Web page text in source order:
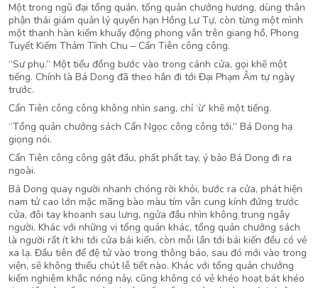
Một trong ngũ đại tổng quản, tổng quản chưởng hương, dùng thân
phận thái giám quản lý quyền hạn Hồng Lư Tự, còn từng một mình
một thanh hàn kiếm khuấy động phong vân trên giang hồ, Phong
Tuyết Kiếm Thảm Tĩnh Chu – Cẩn Tiên công công.
“Sư phụ.” Một tiểu đồng bước vào trong cánh cửa, gọi khẽ một
tiếng. Chính là Bá Dong đã theo hắn đi tới Đại Phạm Âm tự ngày
trước.
Cẩn Tiên công công không nhìn sang, chỉ ‘ừ’ khẽ một tiếng.
“Tổng quản chưởng sách Cẩn Ngọc công công tới.” Bá Dong hạ
giọng nói.
Cẩn Tiên công công gật đầu, phất phất tay, ý bảo Bá Dong đi ra
ngoài.
Bá Dong quay người nhanh chóng rời khỏi, bước ra cửa, phát hiện
nam tử cao lớn mặc mãng bào màu tím vẫn cung kính đứng trước
cửa, đôi tay khoanh sau lưng, ngửa đầu nhìn không trung ngây
người. Khác với những vị tổng quản khác, tổng quản chưởng sách
là người rất ít khi tới cửa bái kiến, còn mỗi lần tới bái kiến đều có vẻ
xa lạ. Đầu tiên để đệ tử vào trong thông báo, sau đó mới vào trong
viện, sẽ không thiếu chút lễ tiết nào. Khác với tổng quản chưởng
kiếm nghiêm khắc nóng nảy, cũng không có vẻ khéo hoạt bát khéo